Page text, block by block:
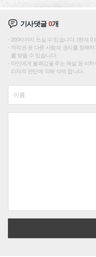
기사댓글0개
200자까지 쓰실 수 있습니다. (현재 0
저작권 등 다른 사람의 권리를 침해
를 받을 수 있습니다.
타인에게 불쾌감을 주는 욕설 등 비
리자의 판단에 의해 삭제 합니다.